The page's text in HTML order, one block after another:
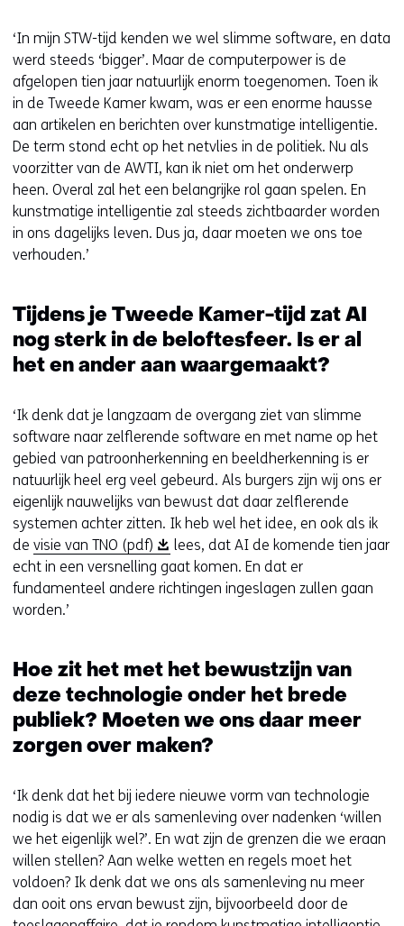
‘In mijn STW-tijd kenden we wel slimme software, en data
werd steeds ‘bigger’. Maar de computerpower is de
afgelopen tien jaar natuurlijk enorm toegenomen. Toen ik
in de Tweede Kamer kwam, was er een enorme hausse
aan artikelen en berichten over kunstmatige intelligentie.
De term stond echt op het netvlies in de politiek. Nu als
voorzitter van de AWTI, kan ik niet om het onderwerp
heen. Overal zal het een belangrijke rol gaan spelen. En
kunstmatige intelligentie zal steeds zichtbaarder worden
in ons dagelijks leven. Dus ja, daar moeten we ons toe
verhouden.’
Tijdens je Tweede Kamer-tijd zat AI
nog sterk in de beloftesfeer. Is er al
het en ander aan waargemaakt?
‘Ik denk dat je langzaam de overgang ziet van slimme
software naar zelflerende software en met name op het
gebied van patroonherkenning en beeldherkenning is er
natuurlijk heel erg veel gebeurd. Als burgers zijn wij ons er
eigenlijk nauwelijks van bewust dat daar zelflerende
systemen achter zitten. Ik heb wel het idee, en ook als ik
de visie van TNO (pdf)
o
p
i
n
n
i
w
v
e
n
s
t
lees, dat AI de komende tien jaar
echt in een versnelling gaat komen. En dat er
fundamenteel andere richtingen ingeslagen zullen gaan
worden.’
Hoe zit het met het bewustzijn van
deze technologie onder het brede
publiek? Moeten we ons daar meer
zorgen over maken?
‘Ik denk dat het bij iedere nieuwe vorm van technologie
nodig is dat we er als samenleving over nadenken ‘willen
we het eigenlijk wel?’. En wat zijn de grenzen die we eraan
willen stellen? Aan welke wetten en regels moet het
voldoen? Ik denk dat we ons als samenleving nu meer
dan ooit ons ervan bewust zijn, bijvoorbeeld door de